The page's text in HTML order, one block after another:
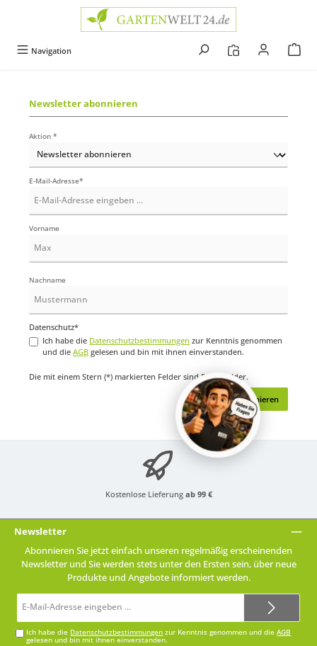
Navigation
Newsletter abonnieren
Aktion *
E-Mail-Adresse*
Vorname
Nachname
Datenschutz*
Ich habe die Datenschutzbestimmungen zur Kenntnis genommen
und dieAGB gelesen und bin mit ihnen einverstanden.
Die mit einem Stern (*) markierten Felder sind Pflichtfelder.
Abonnieren
Kostenlose Lieferung ab 99 €
Newsletter
Abonnieren Sie jetzt einfach unseren regelmäßig erscheinenden
Newsletter und Sie werden stets unter den Ersten sein, über neue
Produkte und Angebote informiert werden.
Mail-
Ich habe die Datenschutzbestimmungen zur Kenntnis genommen und dieAGB
gelesen und bin mit ihnen einverstanden.